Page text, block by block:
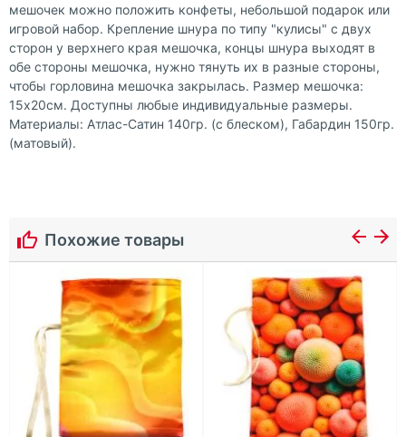
мешочек можно положить конфеты, небольшой подарок или
игровой набор. Крепление шнура по типу "кулисы" с двух
сторон у верхнего края мешочка, концы шнура выходят в
обе стороны мешочка, нужно тянуть их в разные стороны,
чтобы горловина мешочка закрылась. Размер мешочка:
15х20см. Доступны любые индивидуальные размеры.
Материалы: Атлас-Сатин 140гр. (с блеском), Габардин 150гр.
(матовый).
Похожие товары